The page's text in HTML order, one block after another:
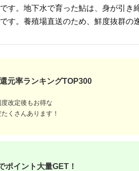
海産物 岩手県 宮古市
産地直送 冷凍 贈答 ギ
フト 送料無料 【配送
不可地域：離島】
甘さ 手作り てづくり
最勝柿 ふるさと納税
す。地下水で育った鮎は、身が引き
す。養殖場直送のため、鮮度抜群の
元率ランキングTOP300
改定後もお得な
くさんあります！
ポイント大量GET！